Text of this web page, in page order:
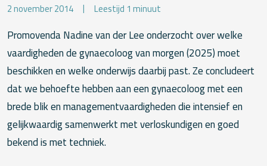
2 november 2014 Leestijd 1 minuut
Promovenda Nadine van der Lee onderzocht over welke
vaardigheden de gynaecoloog van morgen (2025) moet
beschikken en welke onderwijs daarbij past. Ze concludeert
dat we behoefte hebben aan een gynaecoloog met een
brede blik en managementvaardigheden die intensief en
gelijkwaardig samenwerkt met verloskundigen en goed
bekend is met techniek.